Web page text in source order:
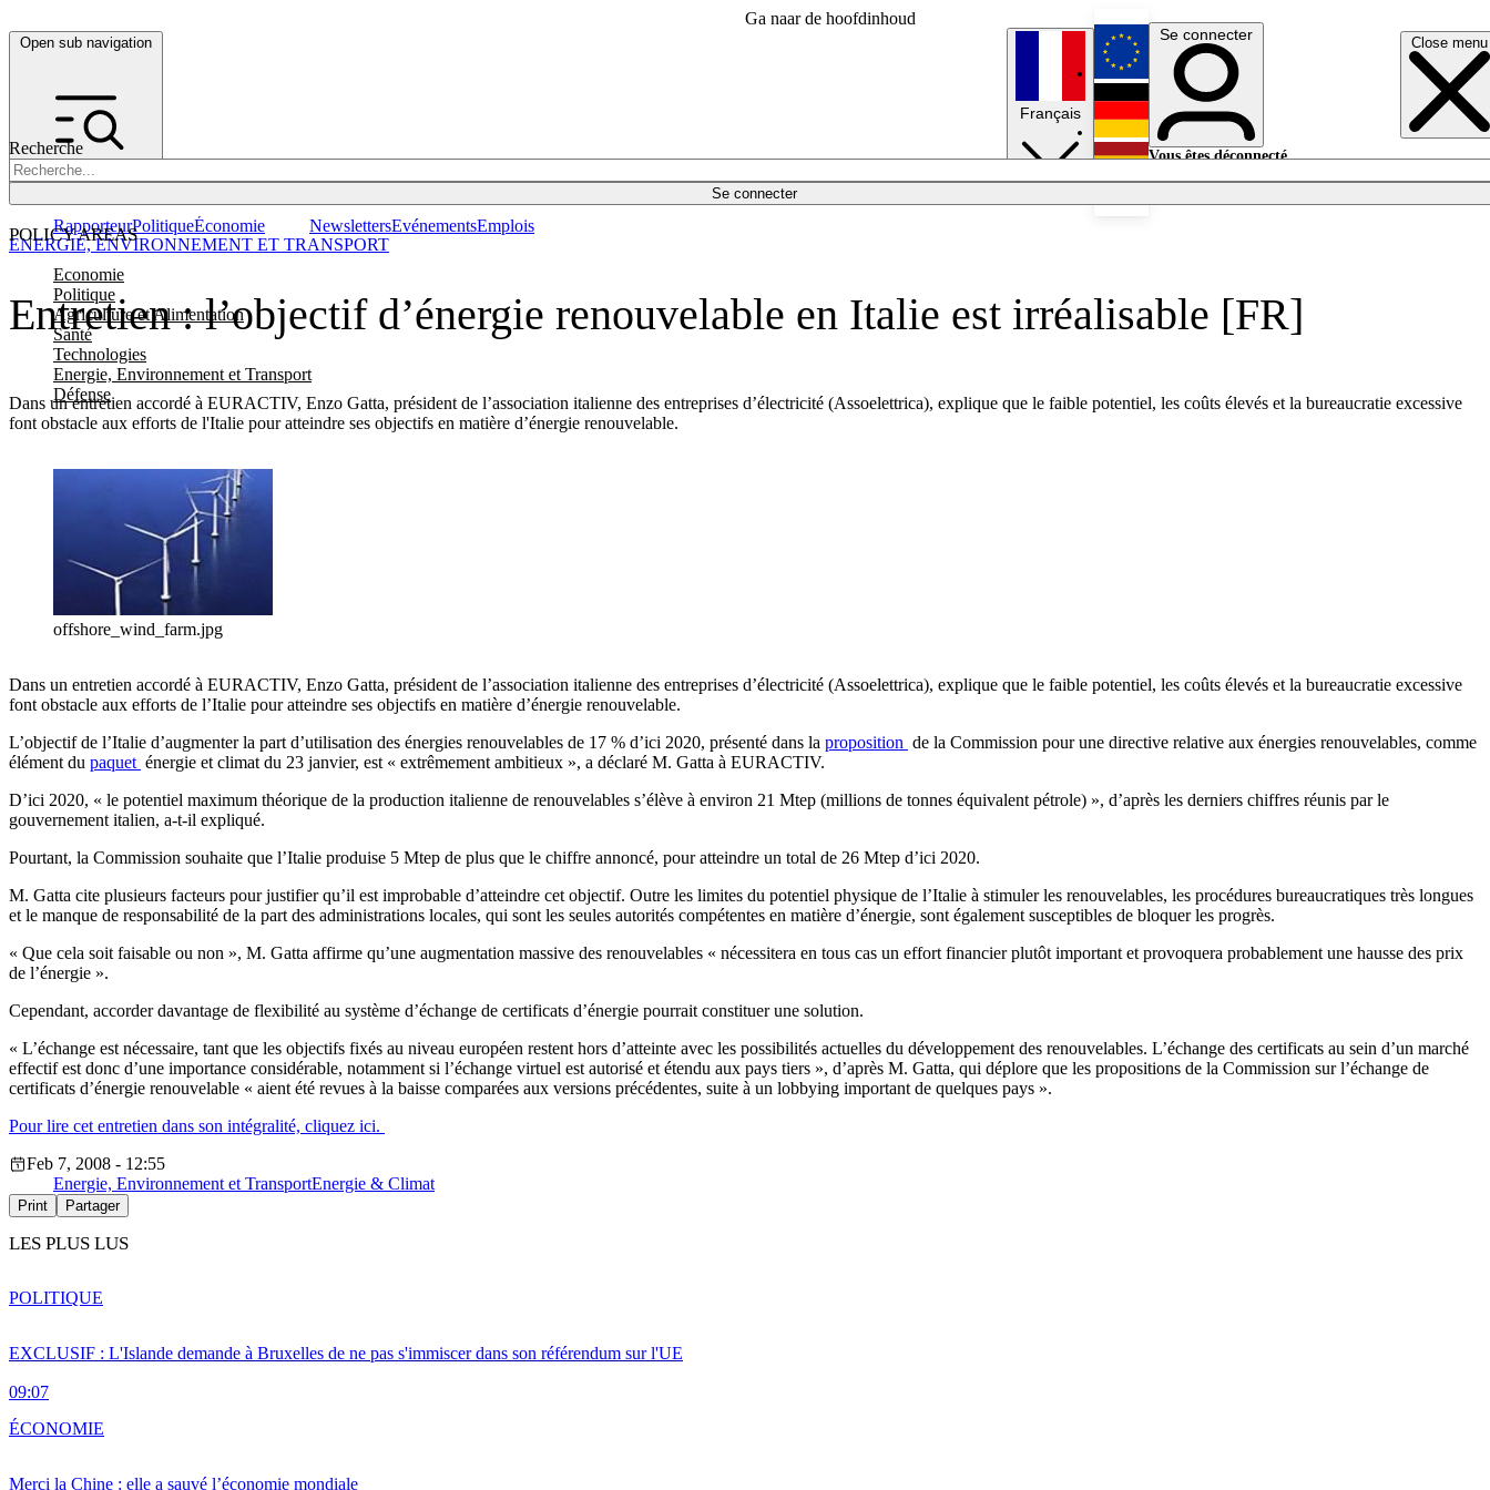
Ga naar de hoofdinhoud
Open sub navigation Close menu
Recherche
Se connecter
POLICY AREAS
Economie
Politique
Agriculture et Alimentation
Santé
Technologies
Energie, Environnement et Transport
Défense
RapporteurPolitiqueÉconomie NewslettersEvénementsEmplois
Français
English
Deutsch
Se connecter
Vous êtes déconnecté.
Entretien : l’objectif d’énergie renouvelable en Italie est irréalisable [FR]
Dans un entretien accordé à EURACTIV, Enzo Gatta, président de l’association italienne des entreprises d’électricité (Assoelettrica), explique que le faible potentiel, les coûts élevés et la bureaucratie excessive
font obstacle aux efforts de l'Italie pour atteindre ses objectifs en matière d’énergie renouvelable.
ENERGIE, ENVIRONNEMENT ET TRANSPORT
offshore_wind_farm.jpg
Dans un entretien accordé à EURACTIV, Enzo Gatta, président de l’association italienne des entreprises d’électricité (Assoelettrica), explique que le faible potentiel, les coûts élevés et la bureaucratie excessive
font obstacle aux efforts de l’Italie pour atteindre ses objectifs en matière d’énergie renouvelable.
L’objectif de l’Italie d’augmenter la part d’utilisation des énergies renouvelables de 17 % d’ici 2020, présenté dans la proposition de la Commission pour une directive relative aux énergies renouvelables, comme
élément du paquet énergie et climat du 23 janvier, est « extrêmement ambitieux », a déclaré M. Gatta à EURACTIV.
D’ici 2020, « le potentiel maximum théorique de la production italienne de renouvelables s’élève à environ 21 Mtep (millions de tonnes équivalent pétrole) », d’après les derniers chiffres réunis par le
gouvernement italien, a-t-il expliqué.
Pourtant, la Commission souhaite que l’Italie produise 5 Mtep de plus que le chiffre annoncé, pour atteindre un total de 26 Mtep d’ici 2020.
M. Gatta cite plusieurs facteurs pour justifier qu’il est improbable d’atteindre cet objectif. Outre les limites du potentiel physique de l’Italie à stimuler les renouvelables, les procédures bureaucratiques très longues
et le manque de responsabilité de la part des administrations locales, qui sont les seules autorités compétentes en matière d’énergie, sont également susceptibles de bloquer les progrès.
« Que cela soit faisable ou non », M. Gatta affirme qu’une augmentation massive des renouvelables « nécessitera en tous cas un effort financier plutôt important et provoquera probablement une hausse des prix
de l’énergie ».
Cependant, accorder davantage de flexibilité au système d’échange de certificats d’énergie pourrait constituer une solution.
« L’échange est nécessaire, tant que les objectifs fixés au niveau européen restent hors d’atteinte avec les possibilités actuelles du développement des renouvelables. L’échange des certificats au sein d’un marché
effectif est donc d’une importance considérable, notamment si l’échange virtuel est autorisé et étendu aux pays tiers », d’après M. Gatta, qui déplore que les propositions de la Commission sur l’échange de
certificats d’énergie renouvelable « aient été revues à la baisse comparées aux versions précédentes, suite à un lobbying important de quelques pays ».
Pour lire cet entretien dans son intégralité, cliquez ici.
Feb 7, 2008 - 12:55
Energie, Environnement et TransportEnergie & Climat
Print Partager
LES PLUS LUS
EXCLUSIF : L'Islande demande à Bruxelles de ne pas s'immiscer dans son référendum sur l'UE
09:07
POLITIQUE
Merci la Chine : elle a sauvé l’économie mondiale
ÉCONOMIE